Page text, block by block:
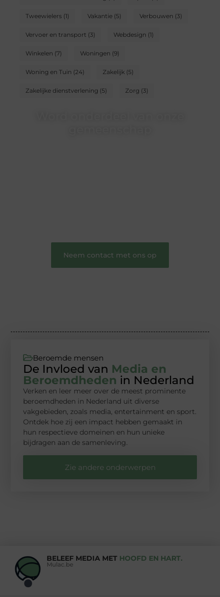
Tweewielers(1) Vakantie(5) Verbouwen (3)
Vervoer en transport (3) Webdesign (1)
Winkelen (7) Woningen (9)
Woning en Tuin (24) Zakelijk(5)
Zakelijke dienstverlening (5) Zorg (3)
Neem contact met ons op
Beroemde mensen
De Invloed van Media en
Beroemdheden in Nederland
Verken en leer meer over de meest prominente
beroemdheden in Nederland uit diverse
vakgebieden, zoals media, entertainment en sport.
Ontdek hoe zij een impact hebben gemaakt in
hun respectieve domeinen en hun unieke
bijdragen aan de samenleving.
Zie andere onderwerpen
BELEEF MEDIA MET HOOFD EN HART.
Mulac.be